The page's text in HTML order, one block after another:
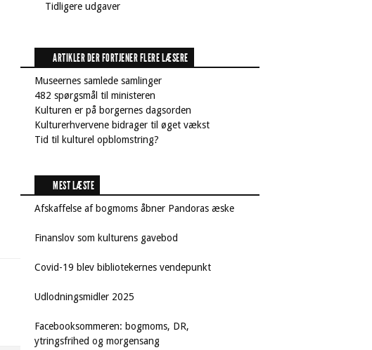
Tidligere udgaver
ARTIKLER DER FORTJENER FLERE LÆSERE
Museernes samlede samlinger
482 spørgsmål til ministeren
Kulturen er på borgernes dagsorden
Kulturerhvervene bidrager til øget vækst
Tid til kulturel opblomstring?
MEST LÆSTE
Afskaffelse af bogmoms åbner Pandoras æske
Finanslov som kulturens gavebod
Covid-19 blev bibliotekernes vendepunkt
Udlodningsmidler 2025
Facebooksommeren: bogmoms, DR,
ytringsfrihed og morgensang